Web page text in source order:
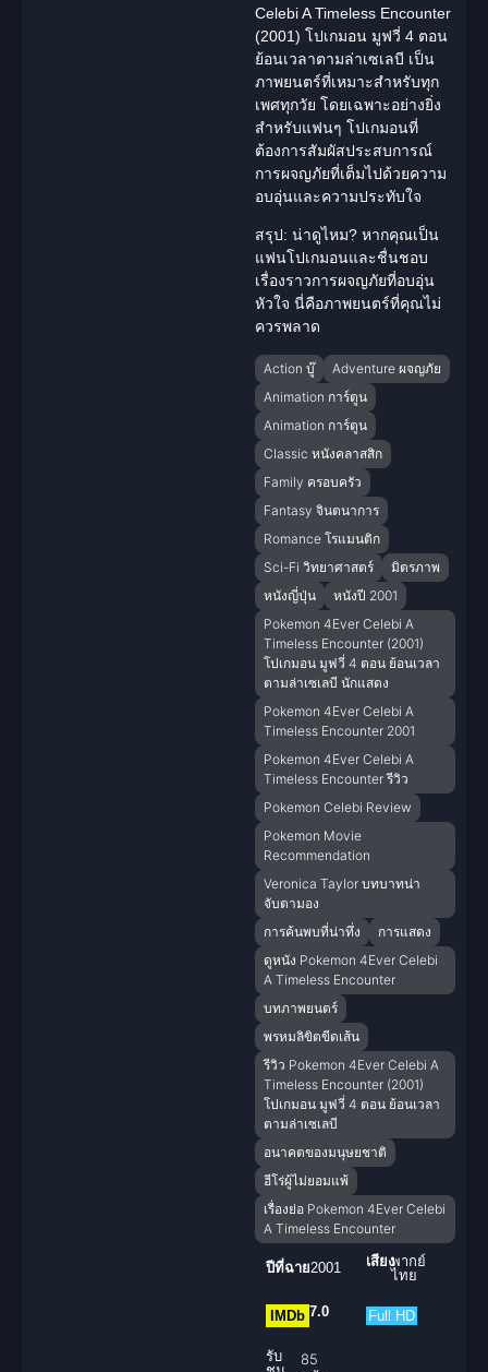
Celebi A Timeless Encounter
(2001) โปเกมอน มูฟวี่ 4 ตอน
ย้อนเวลาตามล่าเซเลบี เป็น
ภาพยนตร์ที่เหมาะสำหรับทุก
เพศทุกวัย โดยเฉพาะอย่างยิ่ง
สำหรับแฟนๆ โปเกมอนที่
ต้องการสัมผัสประสบการณ์
การผจญภัยที่เต็มไปด้วยความ
อบอุ่นและความประทับใจ
สรุป: น่าดูไหม? หากคุณเป็น
แฟนโปเกมอนและชื่นชอบ
เรื่องราวการผจญภัยที่อบอุ่น
หัวใจ นี่คือภาพยนตร์ที่คุณไม่
ควรพลาด
Action บู๊
Adventure ผจญภัย
Animation การ์ตูน
Animation การ์ตูน
Classic หนังคลาสสิก
Family ครอบครัว
Fantasy จินตนาการ
Romance โรแมนติก
Sci-Fi วิทยาศาสตร์
มิตรภาพ
หนังญี่ปุ่น
หนังปี 2001
Pokemon 4Ever Celebi A
Timeless Encounter (2001)
โปเกมอน มูฟวี่ 4 ตอน ย้อนเวลา
ตามล่าเซเลบี นักแสดง
Pokemon 4Ever Celebi A
Timeless Encounter 2001
Pokemon 4Ever Celebi A
Timeless Encounter รีวิว
Pokemon Celebi Review
Pokemon Movie
Recommendation
Veronica Taylor บทบาทน่า
จับตามอง
การค้นพบที่น่าทึ่ง
การแสดง
ดูหนัง Pokemon 4Ever Celebi
A Timeless Encounter
บทภาพยนตร์
พรหมลิขิตขีดเส้น
รีวิว Pokemon 4Ever Celebi A
Timeless Encounter (2001)
โปเกมอน มูฟวี่ 4 ตอน ย้อนเวลา
ตามล่าเซเลบี
อนาคตของมนุษยชาติ
ฮีโร่ผู้ไม่ยอมแพ้
เรื่องย่อ Pokemon 4Ever Celebi
A Timeless Encounter
ปีที่ฉาย2001 เสียงพากย์
ไทย
IMDb 7.0 Full HD
รับ
85